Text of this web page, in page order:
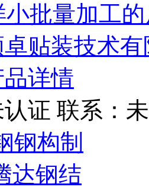
小批量加工
贴装技术
详情
认证 联系：